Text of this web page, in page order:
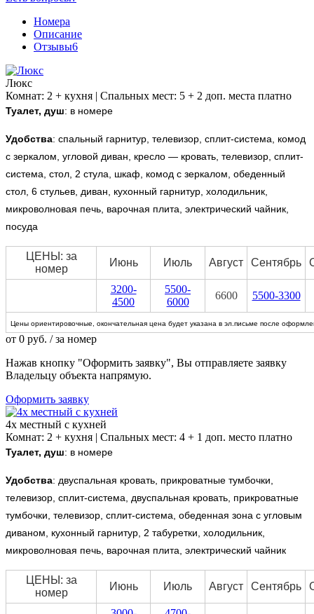
Номера
Описание
Отзывы6
Люкс
Комнат: 2 + кухня | Спальных мест: 5 + 2 доп. места платно
Туалет, душ: в номере
Удобства: спальный гарнитур, телевизор, сплит-система, комод
с зеркалом, угловой диван, кресло — кровать, телевизор, сплит-
система, стол, 2 стула, шкаф, комод с зеркалом, обеденный
стол, 6 стульев, диван, кухонный гарнитур, холодильник,
микроволновая печь, варочная плита, электрический чайник,
посуда
ЦЕНЫ: за
номер
Июнь Июль Август Сентябрь
3200-
4500
5500-
6000
6600 5500-3300
Цены ориентировочные, окончательная цена будет указана в эл.письме после
от 0 руб. / за номер
Нажав кнопку "Оформить заявку", Вы отправляете заявку
Владельцу объекта напрямую.
Оформить заявку
4х местный с кухней
Комнат: 2 + кухня | Спальных мест: 4 + 1 доп. место платно
Туалет, душ: в номере
Удобства: двуспальная кровать, прикроватные тумбочки,
телевизор, сплит-система, двуспальная кровать, прикроватные
тумбочки, телевизор, сплит-система, обеденная зона с угловым
диваном, кухонный гарнитур, 2 табуретки, холодильник,
микроволновая печь, варочная плита, электрический чайник
ЦЕНЫ: за
номер
Июнь Июль Август Сентябрь